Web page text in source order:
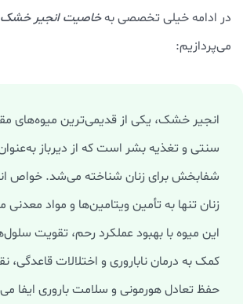
در ادامه خیلی تخصصی بهخاصیت انجیر خشک
می‌پردازیم:
انجیر خشک، یکی از قدیمی‌ترین
سنتی و تغذیه بشر است که از دیرباز
شفابخش برای زنان شناخته می‌شد. خواص
زنان تنها به تأمین ویتامین‌ها و مواد
این میوه با بهبود عملکرد رحم، تقویت
کمک به درمان ناباروری و اختلالات
حفظ تعادل هورمونی و سلامت باروری ایفا